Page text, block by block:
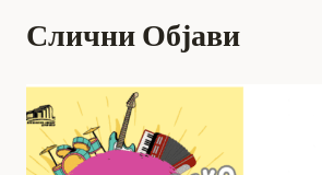
Слични Објави